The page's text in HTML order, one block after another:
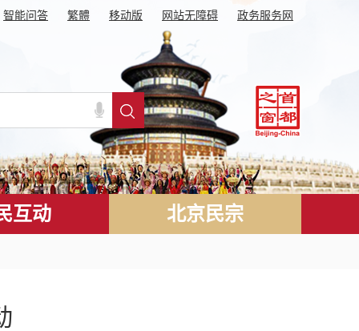
智能问答 繁體 移动版 网站无障碍 政务服务网
互动 北京民宗